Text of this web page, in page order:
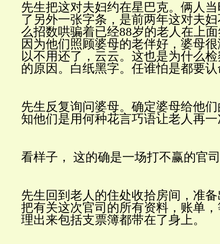
先生把这对夫妇约在星巴克。俩人
了另外一张字条，是前两年这对夫
么招数哄骗着已经88岁的老人在上
因为他们照顾婆母的老伴好，婆母
以不用还了，云云。这也是为什么
的原因。白纸黑字。任谁怕是都要
先生反复询问婆母。确定婆母给他
知他们是用何种花言巧语让老人再
看样子， 这的确是一场打不赢的官
先生回到老人的住处收拾房间，准
把有关这次官司的所有资料，账单
理出来包括支票簿都带在了身上。